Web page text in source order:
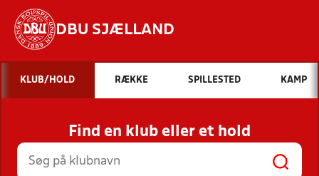
DBU SJÆLLAND
Hvad vil du søge efter?
INDHOLD OG NYHEDER
STILLINGER, RESULTATER, KLUBBER OG
HOLD
KLUB/HOLD RÆKKE SPILLESTED KAMP
Find en klub eller et hold